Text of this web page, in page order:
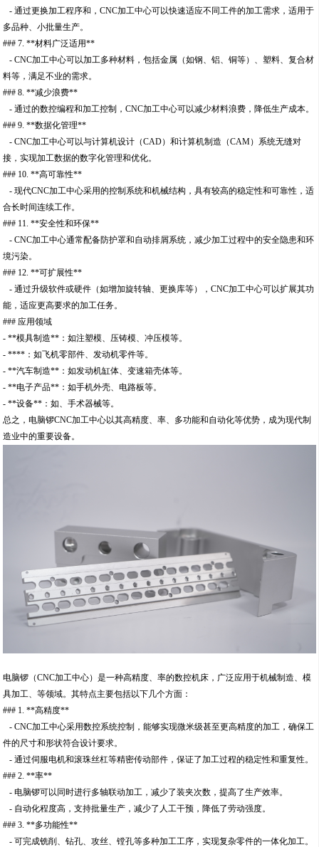
- 通过更换加工程序和，CNC加工中心可以快速适应不同工件的加工需求，适用于
多品种、小批量生产。
### 7. **材料广泛适用**
- CNC加工中心可以加工多种材料，包括金属（如钢、铝、铜等）、塑料、复合材
料等，满足不业的需求。
### 8. **减少浪费**
- 通过的数控编程和加工控制，CNC加工中心可以减少材料浪费，降低生产成本。
### 9. **数据化管理**
- CNC加工中心可以与计算机设计（CAD）和计算机制造（CAM）系统无缝对
接，实现加工数据的数字化管理和优化。
### 10. **高可靠性**
- 现代CNC加工中心采用的控制系统和机械结构，具有较高的稳定性和可靠性，适
合长时间连续工作。
### 11. **安全性和环保**
- CNC加工中心通常配备防护罩和自动排屑系统，减少加工过程中的安全隐患和环
境污染。
### 12. **可扩展性**
- 通过升级软件或硬件（如增加旋转轴、更换库等），CNC加工中心可以扩展其功
能，适应更高要求的加工任务。
### 应用领域
- **模具制造**：如注塑模、压铸模、冲压模等。
- ****：如飞机零部件、发动机零件等。
- **汽车制造**：如发动机缸体、变速箱壳体等。
- **电子产品**：如手机外壳、电路板等。
- **设备**：如、手术器械等。
总之，电脑锣CNC加工中心以其高精度、率、多功能和自动化等优势，成为现代制
造业中的重要设备。
电脑锣（CNC加工中心）是一种高精度、率的数控机床，广泛应用于机械制造、模
具加工、等领域。其特点主要包括以下几个方面：
### 1. **高精度**
- CNC加工中心采用数控系统控制，能够实现微米级甚至更高精度的加工，确保工
件的尺寸和形状符合设计要求。
- 通过伺服电机和滚珠丝杠等精密传动部件，保证了加工过程的稳定性和重复性。
### 2. **率**
- 电脑锣可以同时进行多轴联动加工，减少了装夹次数，提高了生产效率。
- 自动化程度高，支持批量生产，减少了人工干预，降低了劳动强度。
### 3. **多功能性**
- 可完成铣削、钻孔、攻丝、镗孔等多种加工工序，实现复杂零件的一体化加工。